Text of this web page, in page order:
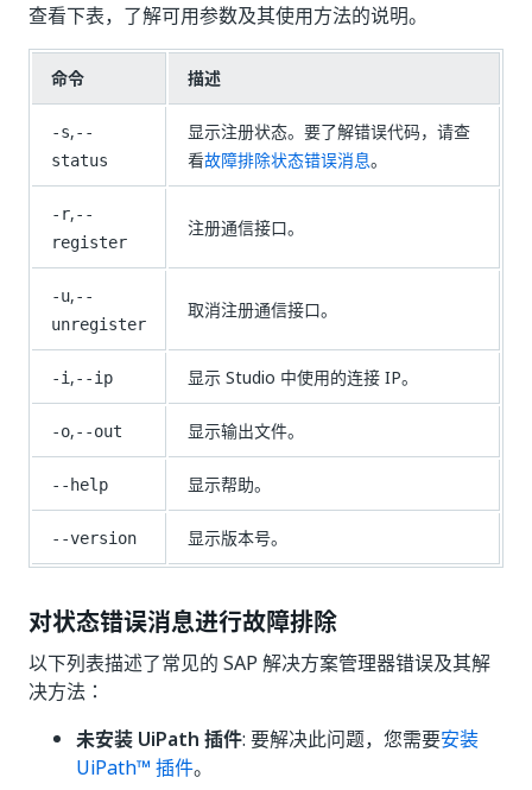
查看下表，了解可用参数及其使用方法的说明。
命令 描述
-s,--
status
显示注册状态。要了解错误代码，请查
看故障排除状态错误消息。
-r,--
register
注册通信接口。
-u,--
unregister
取消注册通信接口。
-i ,--ip 显示 Studio 中使用的连接 IP。
-o,--out 显示输出文件。
--help 显示帮助。
--version 显示版本号。
对状态错误消息进行故障排除
以下列表描述了常见的 SAP 解决方案管理器错误及其解
决方法：
未安装 UiPath 插件: 要解决此问题，您需要安装
UiPath™ 插件。